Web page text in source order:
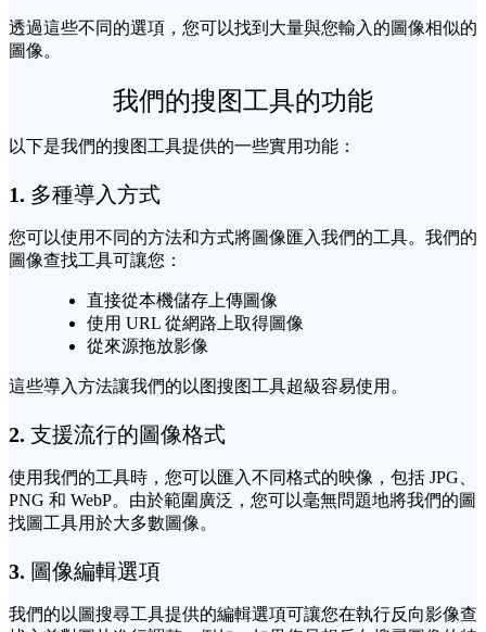
透過這些不同的選項，您可以找到大量與您輸入的圖像相似的
圖像。
我們的搜图工具的功能
以下是我們的搜图工具提供的一些實用功能：
1. 多種導入方式
您可以使用不同的方法和方式將圖像匯入我們的工具。我們的
圖像查找工具可讓您：
直接從本機儲存上傳圖像
使用 URL 從網路上取得圖像
從來源拖放影像
這些導入方法讓我們的以图搜图工具超級容易使用。
2. 支援流行的圖像格式
使用我們的工具時，您可以匯入不同格式的映像，包括 JPG、
PNG 和 WebP。由於範圍廣泛，您可以毫無問題地將我們的圖
找圖工具用於大多數圖像。
3. 圖像編輯選項
我們的以圖搜尋工具提供的編輯選項可讓您在執行反向影像查